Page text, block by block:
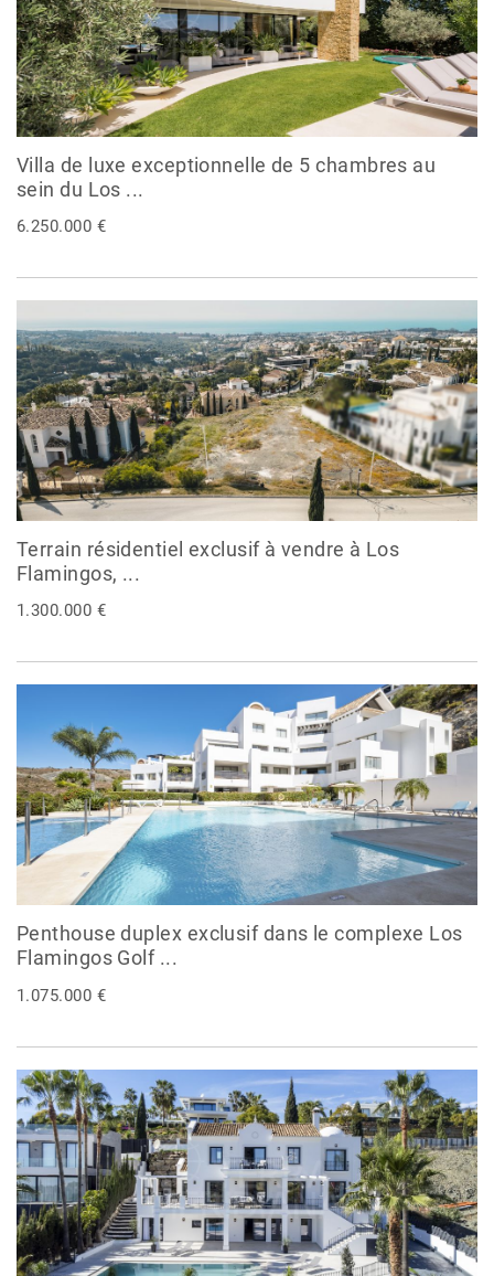
Villa de luxe exceptionnelle de 5 chambres au
sein du Los ...
6.250.000 €
Terrain résidentiel exclusif à vendre à Los
Flamingos, ...
1.300.000 €
Penthouse duplex exclusif dans le complexe Los
Flamingos Golf ...
1.075.000 €